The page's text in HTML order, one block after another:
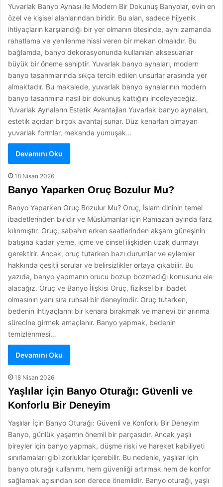
Yuvarlak Banyo Aynası ile Modern Bir Dokunuş Banyolar, evin en
özel ve kişisel alanlarından biridir. Bu alan, sadece hijyenik
ihtiyaçların karşılandığı bir yer olmanın ötesinde, aynı zamanda
rahatlama ve yenilenme hissi veren bir mekan olmalıdır. Bu
bağlamda, banyo dekorasyonunda kullanılan aksesuarlar
büyük bir öneme sahiptir. Yuvarlak banyo aynaları, modern
banyo tasarımlarında sıkça tercih edilen unsurlar arasında yer
almaktadır. Bu makalede, yuvarlak banyo aynalarının modern
banyo tasarımına nasıl bir dokunuş kattığını inceleyeceğiz.
Yuvarlak Aynaların Estetik Avantajları Yuvarlak banyo aynaları,
estetik açıdan birçok avantaj sunar. Düz kenarları olmayan
yuvarlak formlar, mekanda yumuşak…
Devamını Oku
18 Nisan 2026
Banyo Yaparken Oruç Bozulur Mu?
Banyo Yaparken Oruç Bozulur Mu? Oruç, İslam dininin temel
ibadetlerinden biridir ve Müslümanlar için Ramazan ayında farz
kılınmıştır. Oruç, sabahın erken saatlerinden akşam güneşinin
batışına kadar yeme, içme ve cinsel ilişkiden uzak durmayı
gerektirir. Ancak, oruç tutarken bazı durumlar ve eylemler
hakkında çeşitli sorular ve belirsizlikler ortaya çıkabilir. Bu
yazıda, banyo yapmanın orucu bozup bozmadığı konusunu ele
alacağız. Oruç ve Banyo İlişkisi Oruç, fiziksel bir ibadet
olmasının yanı sıra ruhsal bir deneyimdir. Oruç tutarken,
bedenin ihtiyaçlarını bir kenara bırakmak ve manevi bir arınma
sürecine girmek amaçlanır. Banyo yapmak, bedenin
temizlenmesi…
Devamını Oku
18 Nisan 2026
Yaşlılar İçin Banyo Oturağı: Güvenli ve
Konforlu Bir Deneyim
Yaşlılar İçin Banyo Oturağı: Güvenli ve Konforlu Bir Deneyim
Banyo, günlük yaşamın önemli bir parçasıdır. Ancak yaşlı
bireyler için banyo yapmak, düşme riski ve hareket kabiliyeti
sınırlamaları gibi zorluklar içerebilir. Bu nedenle, yaşlılar için
banyo oturağı kullanımı, hem güvenliği artırmak hem de konfor
sağlamak açısından son derece önemlidir. Banyo oturağı, yaşlı